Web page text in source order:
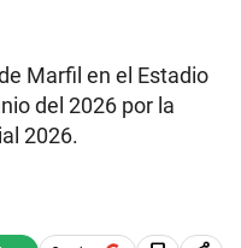
Marfil en el Estadio
del 2026 por la
2026.